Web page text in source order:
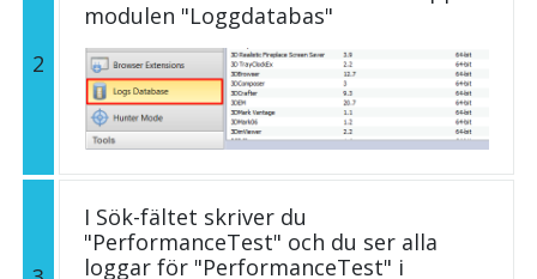
2
modulen "Loggdatabas"
I Sök-fältet skriver du
"PerformanceTest" och du ser alla
loggar för "PerformanceTest" i